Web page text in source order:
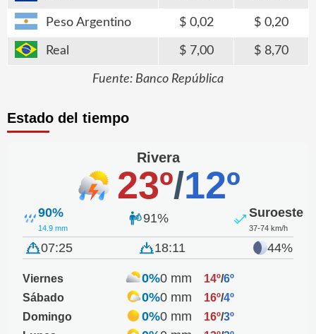
Peso Argentino 0,02 0,20
Real 7,00 8,70
Fuente: Banco República
Estado del tiempo
Rivera
23º/12º
90%
14.9 mm
91% Suroeste
37-74 km/h
07:25 18:11 44%
Viernes 0%0 mm 14º/6º
Sábado
0%0 mm 16º/4º
Domingo
0%0 mm 16º/3º